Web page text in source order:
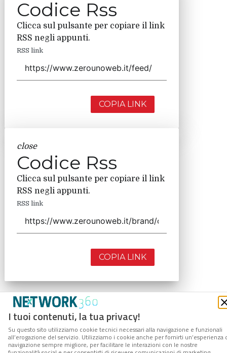
I tuoi contenuti, la tua privacy!
Su questo sito utilizziamo cookie tecnici necessari alla navigazione e funzionali
all’erogazione del servizio. Utilizziamo i cookie anche per fornirti un’esperienza
navigazione sempre migliore, per facilitare le interazioni con le nostre
Codice Rss
Clicca sul pulsante per copiare il link
RSS negli appunti.
RSS link
COPIA LINK
close
Codice Rss
Clicca sul pulsante per copiare il link
RSS negli appunti.
RSS link
COPIA LINK